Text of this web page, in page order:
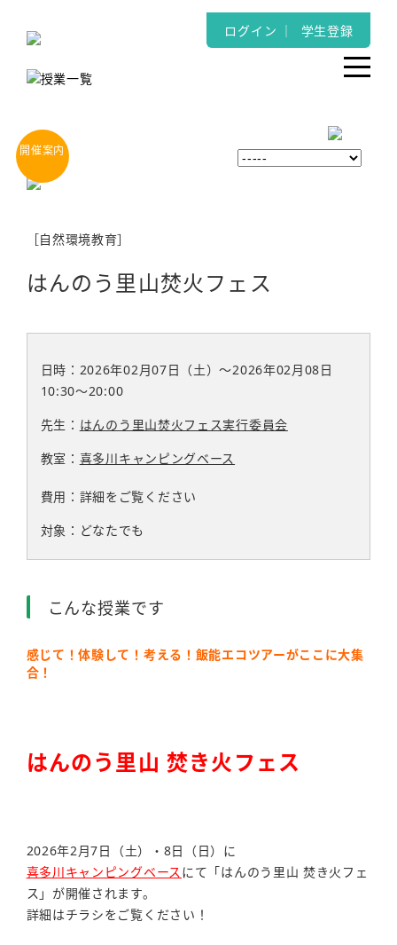
ログイン ｜ 学生登録
［自然環境教育］
はんのう里山焚火フェス
日時：2026年02月07日（土）～2026年02月08日
10:30〜20:00
先生： はんのう里山焚火フェス実行委員会
教室： 喜多川キャンピングベース
費用：詳細をご覧ください
対象：どなたでも
こんな授業です
感じて！体験して！考える！ 飯能エコツアーがここに大集
合！
はんのう里山 焚き火フェス
2026年2月7日（土）・8日（日）に
喜多川キャンピングベースにて「はんのう里山 焚き火フェ
ス」が開催されます。
詳細はチラシをご覧ください！